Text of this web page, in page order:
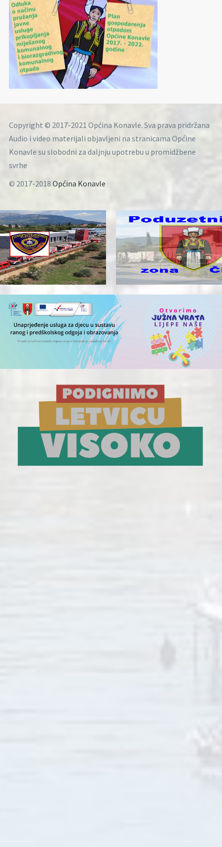
Copyright © 2017-2021 Općina Konavle. Sva prava pridržana
Audio i video materijali objavljeni na stranicama Općine
Konavle su slobodni za daljnju upotrebu u promidžbene
svrhe
© 2017-2018 Općina Konavle